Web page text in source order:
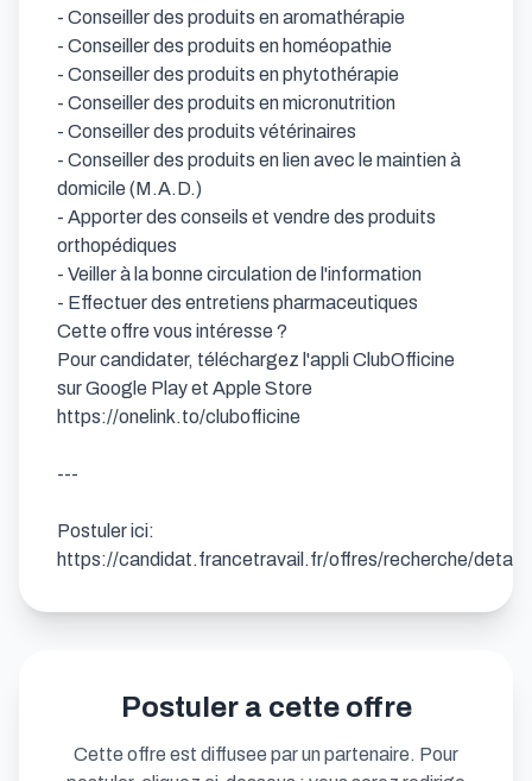
- Conseiller des produits en aromathérapie
- Conseiller des produits en homéopathie
- Conseiller des produits en phytothérapie
- Conseiller des produits en micronutrition
- Conseiller des produits vétérinaires
- Conseiller des produits en lien avec le maintien à
domicile (M.A.D.)
- Apporter des conseils et vendre des produits
orthopédiques
- Veiller à la bonne circulation de l'information
- Effectuer des entretiens pharmaceutiques
Cette offre vous intéresse ?
Pour candidater, téléchargez l'appli ClubOfficine
sur Google Play et Apple Store
https://onelink.to/clubofficine
---
Postuler ici:
https://candidat.francetravail.fr/offres/recherche/detail/
Postuler a cette offre
Cette offre est diffusee par un partenaire. Pour